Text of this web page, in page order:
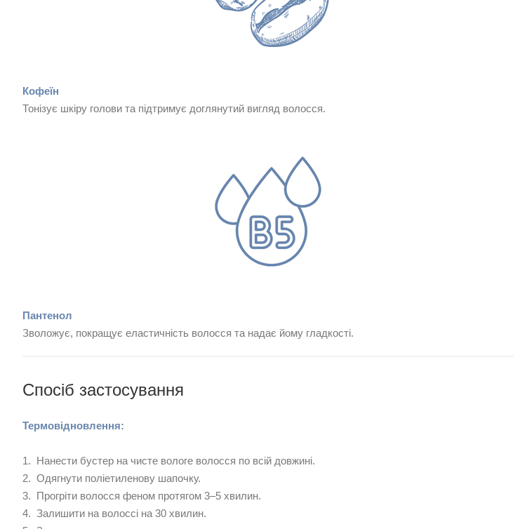
Кофеїн
Тонізує шкіру голови та підтримує доглянутий вигляд волосся.
Пантенол
Зволожує, покращує еластичність волосся та надає йому гладкості.
Спосіб застосування
Термовідновлення:
1. Нанести бустер на чисте вологе волосся по всій довжині.
2. Одягнути поліетиленову шапочку.
3. Прогріти волосся феном протягом 3–5 хвилин.
4. Залишити на волоссі на 30 хвилин.